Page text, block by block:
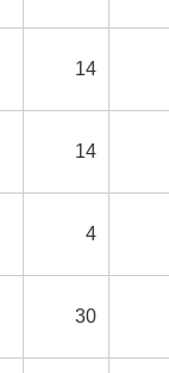
14
14
4
30